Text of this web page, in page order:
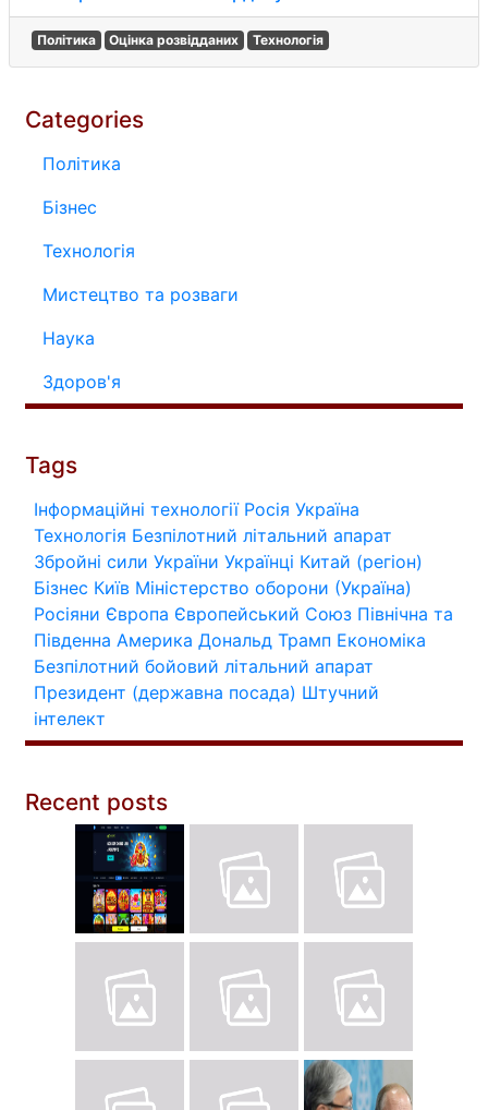
Політика Оцінка розвідданих Технологія
Categories
Політика
Бізнес
Технологія
Мистецтво та розваги
Наука
Здоров'я
Tags
Інформаційні технології Росія Україна
Технологія Безпілотний літальний апарат
Збройні сили України Українці Китай (регіон)
Бізнес Київ Міністерство оборони (Україна)
Росіяни Європа Європейський Союз Північна та
Південна Америка Дональд Трамп Економіка
Безпілотний бойовий літальний апарат
Президент (державна посада) Штучний
інтелект
Recent posts